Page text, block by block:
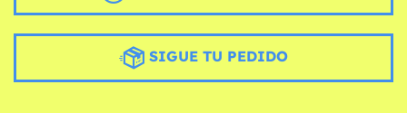
SIGUE TU PEDIDO